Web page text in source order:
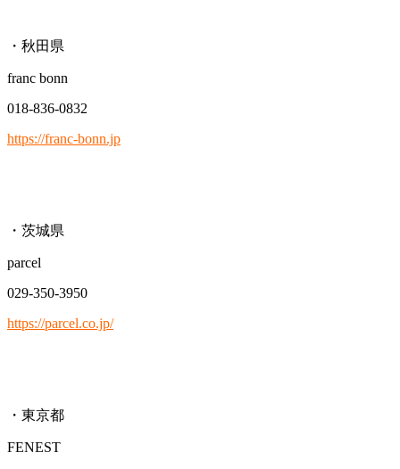
・秋田県
franc bonn
018-836-0832
https://franc-bonn.jp
・茨城県
parcel
029-350-3950
https://parcel.co.jp/
・東京都
FENEST